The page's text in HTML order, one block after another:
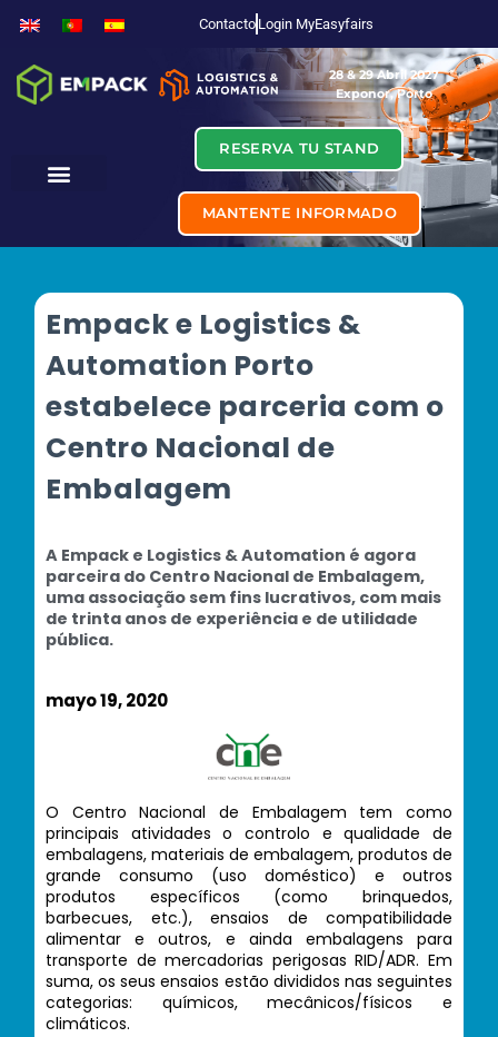
Contacto Login MyEasyfairs
28 & 29 Abril 2027
Exponor, Porto
RESERVA TU STAND
MANTENTE INFORMADO
Empack e Logistics &
Automation Porto
estabelece parceria com o
Centro Nacional de
Embalagem
A Empack e Logistics & Automation é agora
parceira do Centro Nacional de Embalagem,
uma associação sem fins lucrativos, com mais
de trinta anos de experiência e de utilidade
pública.
mayo 19, 2020
O Centro Nacional de Embalagem tem como
principais atividades o controlo e qualidade de
embalagens, materiais de embalagem, produtos de
grande consumo (uso doméstico) e outros
produtos específicos (como brinquedos,
barbecues, etc.), ensaios de compatibilidade
alimentar e outros, e ainda embalagens para
transporte de mercadorias perigosas RID/ADR. Em
suma, os seus ensaios estão divididos nas seguintes
categorias: químicos, mecânicos/físicos e
climáticos.